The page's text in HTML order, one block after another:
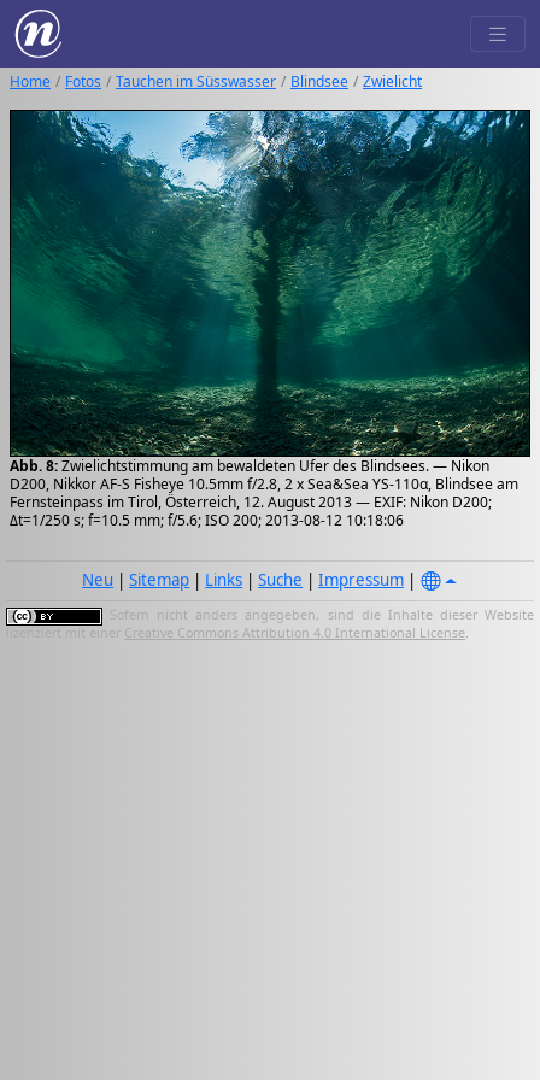
Home Fotos Tauchen im Süsswasser Blindsee Zwielicht
Abb. 8:Zwielichtstimmung am bewaldeten Ufer des Blindsees. — Nikon
D200, Nikkor AF-S Fisheye 10.5mm f/2.8, 2 x Sea&Sea YS-110α, Blindsee am
Fernsteinpass im Tirol, Österreich, 12. August 2013 — EXIF: Nikon D200;
Δt=1/250 s; f=10.5 mm; f/5.6; ISO 200; 2013-08-12 10:18:06
Neu |Sitemap | Links |Suche |Impressum |
Sofern nicht anders angegeben, sind die Inhalte dieser Website
lizenziert mit einer Creative Commons Attribution 4.0 International License.